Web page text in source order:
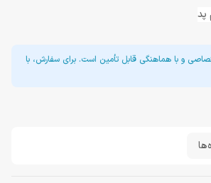
پد
و با هماهنگی قابل تأمین است. برای سفارش، با